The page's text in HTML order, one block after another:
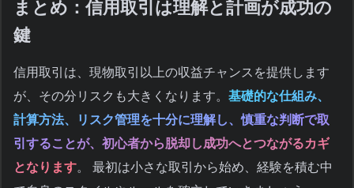
まとめ：信用取引は理解と計画が成功の
鍵
信用取引は、現物取引以上の収益チャンスを提供します
が、その分リスクも大きくなります。 基礎的な仕組み、
計算方法、リスク管理を十分に理解し、慎重な判断で取
引することが、初心者から脱却し成功へとつながるカギ
となります。 最初は小さな取引から始め、経験を積む中